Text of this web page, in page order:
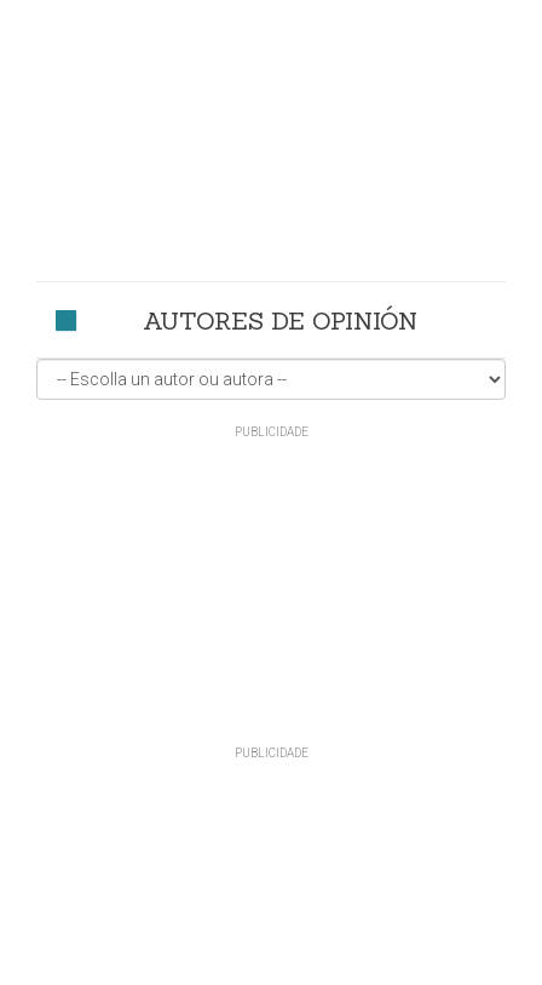
AUTORES DE OPINIÓN